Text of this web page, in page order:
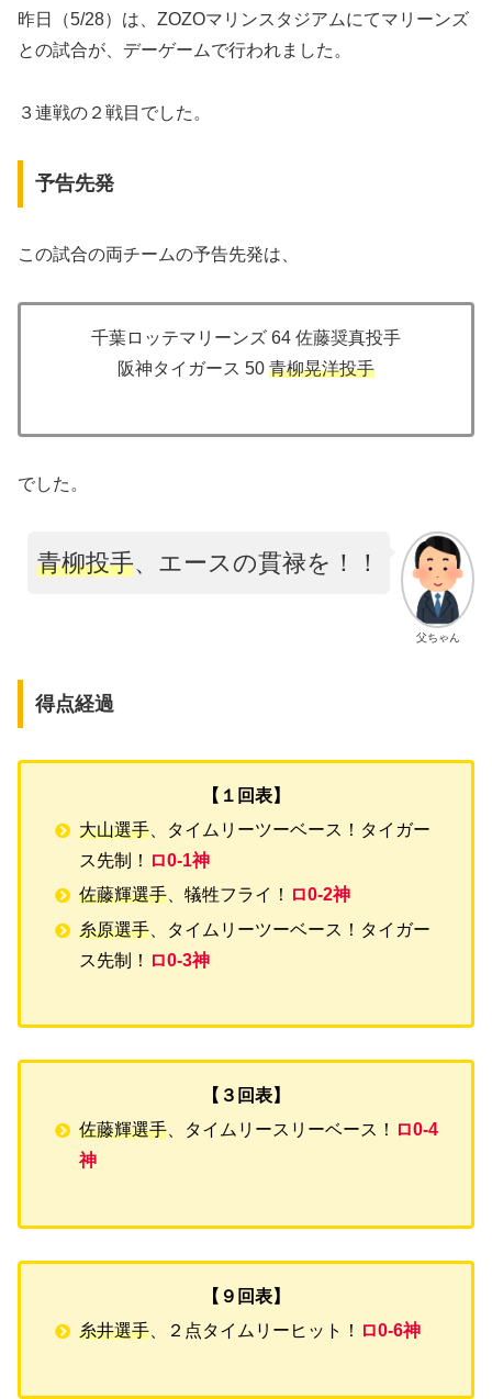
昨日（5/28）は、ZOZOマリンスタジアムにてマリーンズ
との試合が、デーゲームで行われました。
３連戦の２戦目でした。
予告先発
この試合の両チームの予告先発は、
千葉ロッテマリーンズ 64 佐藤奨真投手
阪神タイガース 50 青柳晃洋投手
でした。
父ちゃん
青柳投手、エースの貫禄を！！
得点経過
【１回表】
大山選手 、タイムリーツーベース！タイガー
ス先制！ ロ0-1神
佐藤輝選手 、犠牲フライ！ ロ0-2神
糸原選手 、タイムリーツーベース！タイガー
ス先制！ ロ0-3神
【３回表】
佐藤輝選手 、タイムリースリーベース！ ロ0-4
神
【９回表】
糸井選手 、２点タイムリーヒット！ ロ0-6神